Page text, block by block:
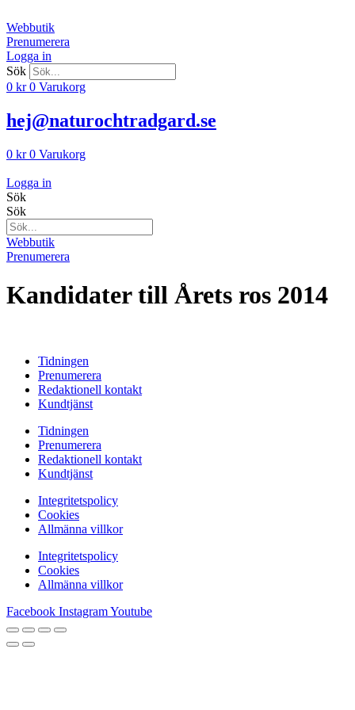
till
innehåll
Webbutik
Prenumerera
Logga in
Sök
0 kr 0 Varukorg
hej@naturochtradgard.se
0 kr 0 Varukorg
Logga in
Sök
Sök
Webbutik
Prenumerera
Kandidater till Årets ros 2014
Tidningen
Prenumerera
Redaktionell kontakt
Kundtjänst
Tidningen
Prenumerera
Redaktionell kontakt
Kundtjänst
Integritetspolicy
Cookies
Allmänna villkor
Integritetspolicy
Cookies
Allmänna villkor
Facebook InstagramYoutube